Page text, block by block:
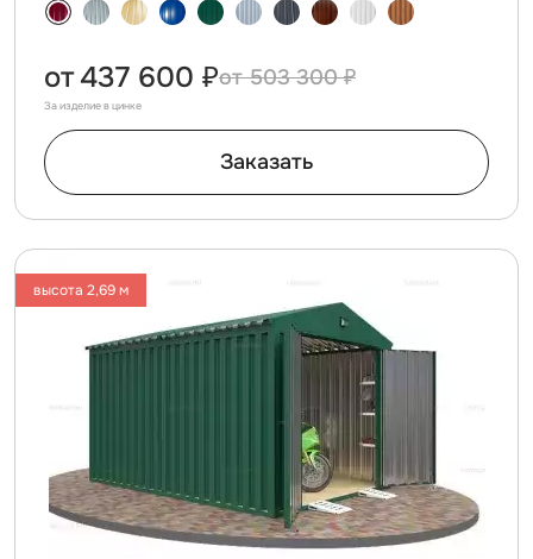
503 300 ₽
от 437 600 ₽
За изделие в цинке
Заказать
высота 2,69 м